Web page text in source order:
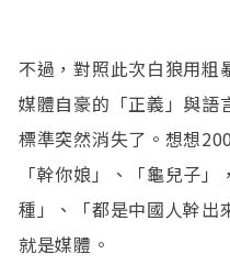
不過，對照此次白狼用粗
媒體自豪的「正義」與語
標準突然消失了。想想
「幹你娘」、「龜兒子
種」、「都是中國人幹出
就是媒體。